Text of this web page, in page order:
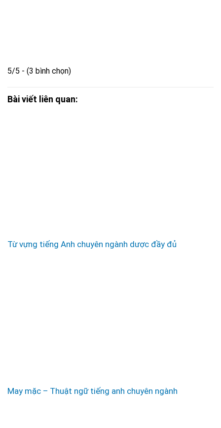
5/5 - (3 bình chọn)
Bài viết liên quan:
Từ vựng tiếng Anh chuyên ngành dược đầy đủ
May mặc – Thuật ngữ tiếng anh chuyên ngành